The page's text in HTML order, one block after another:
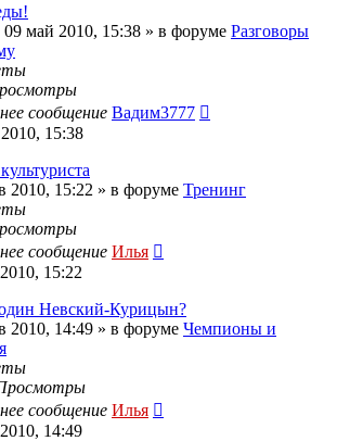
09 май 2010, 15:38 » в форуме Разговоры
сообщение Вадим3777
15:38
2010, 15:22 » в форуме Тренинг
сообщение Илья
15:22
Невский-Курицын?
2010, 14:49 » в форуме Чемпионы и
сообщение Илья
14:49